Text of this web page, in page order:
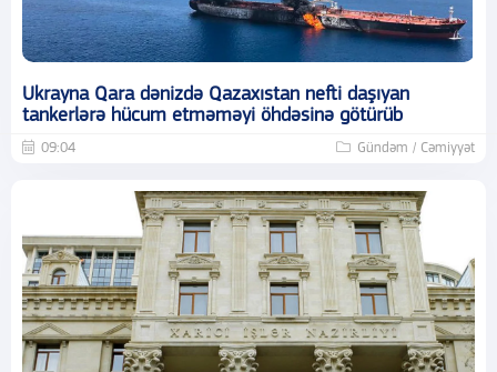
Ukrayna Qara dənizdə Qazaxıstan nefti daşıyan
tankerlərə hücum etməməyi öhdəsinə götürüb
09:04 Gündəm / Cəmiyyət